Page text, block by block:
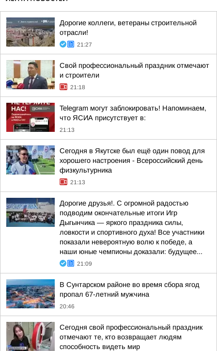
Дорогие коллеги, ветераны строительной
отрасли!
21:27
Свой профессиональный праздник отмечают
и строители
21:18
Telegram могут заблокировать! Напоминаем,
что ЯСИА присутствует в:
21:13
Сегодня в Якутске был ещё один повод для
хорошего настроения - Всероссийский день
физкультурника
21:13
Дорогие друзья!. С огромной радостью
подводим окончательные итоги Игр
Дыгынчика — яркого праздника силы,
ловкости и спортивного духа! Все участники
показали невероятную волю к победе, а
наши юные чемпионы доказали: будущее...
21:09
В Сунтарском районе во время сбора ягод
пропал 67-летний мужчина
20:46
Сегодня свой профессиональный праздник
отмечают те, кто возвращает людям
способность видеть мир